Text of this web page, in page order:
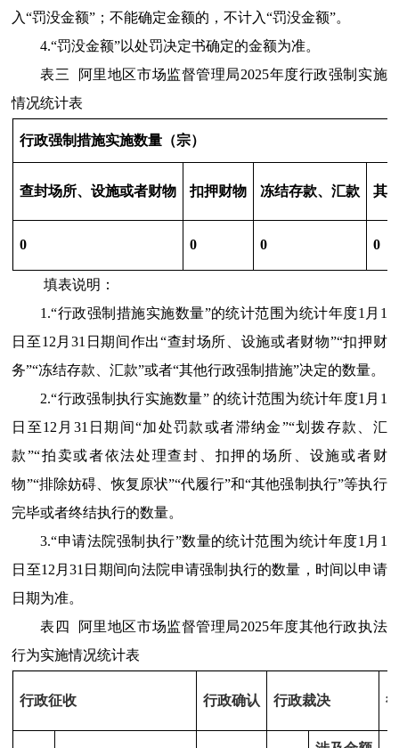
入“罚没金额”；不能确定金额的，不计入“罚没金额”。
4.“罚没金额”以处罚决定书确定的金额为准。
表三
阿里地区市场监督管理局2025年度行政强制实施
情况统计表
行政强制措施实施数量（宗）
查封场所、设施或者财物 扣押财物 冻结存款、汇款 其
0 0 0 0
填表说明：
1.“行政强制措施实施数量”的统计范围为统计年度1月1
日至12月31日期间作出“查封场所、设施或者财物”“扣押财
务”“冻结存款、汇款”或者“其他行政强制措施”决定的数量。
2.“行政强制执行实施数量” 的统计范围为统计年度1月1
日至12月31日期间“加处罚款或者滞纳金”“划拨存款、汇
款”“拍卖或者依法处理查封、扣押的场所、设施或者财
物”“排除妨碍、恢复原状”“代履行”和“其他强制执行”等执行
完毕或者终结执行的数量。
3.“申请法院强制执行”数量的统计范围为统计年度1月1
日至12月31日期间向法院申请强制执行的数量，时间以申请
日期为准。
表四
阿里地区市场监督管理局2025年度其他行政执法
行为实施情况统计表
行政征收 行政确认 行政裁决